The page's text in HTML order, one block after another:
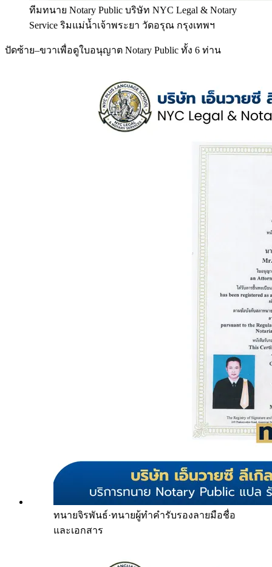
ทีมทนาย Notary Public บริษัท NYC Legal & Notary
Service ริมแม่น้ำเจ้าพระยา วัดอรุณ กรุงเทพฯ
ปัดซ้าย–ขวาเพื่อดูใบอนุญาต Notary Public ทั้ง 6 ท่าน
ทนายจิรพันธ์·ทนายผู้ทำคำรับรองลายมือชื่อ
และเอกสาร